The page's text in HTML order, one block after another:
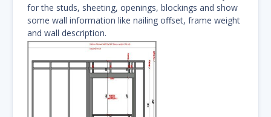
for the studs, sheeting, openings, blockings and show
some wall information like nailing offset, frame weight
and wall description.